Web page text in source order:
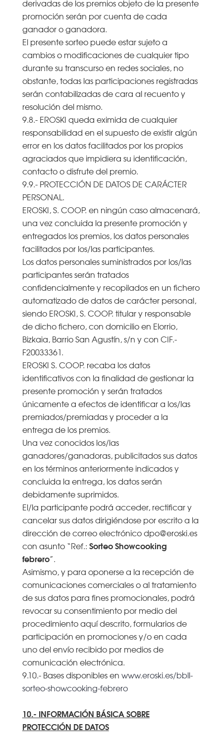
derivadas de los premios objeto de la presente
promoción serán por cuenta de cada
ganador o ganadora.
El presente sorteo puede estar sujeto a
cambios o modificaciones de cualquier tipo
durante su transcurso en redes sociales, no
obstante, todas las participaciones registradas
serán contabilizadas de cara al recuento y
resolución del mismo.
9.8.- EROSKI queda eximida de cualquier
responsabilidad en el supuesto de existir algún
error en los datos facilitados por los propios
agraciados que impidiera su identificación,
contacto o disfrute del premio.
9.9.- PROTECCIÓN DE DATOS DE CARÁCTER
PERSONAL.
EROSKI, S. COOP. en ningún caso almacenará,
una vez concluida la presente promoción y
entregados los premios, los datos personales
facilitados por los/las participantes.
Los datos personales suministrados por los/las
participantes serán tratados
confidencialmente y recopilados en un fichero
automatizado de datos de carácter personal,
siendo EROSKI, S. COOP. titular y responsable
de dicho fichero, con domicilio en Elorrio,
Bizkaia, Barrio San Agustín, s/n y con CIF.-
F20033361.
EROSKI S. COOP. recaba los datos
identificativos con la finalidad de gestionar la
presente promoción y serán tratados
únicamente a efectos de identificar a los/las
premiados/premiadas y proceder a la
entrega de los premios.
Una vez conocidos los/las
ganadores/ganadoras, publicitados sus datos
en los términos anteriormente indicados y
concluida la entrega, los datos serán
debidamente suprimidos.
El/la participante podrá acceder, rectificar y
cancelar sus datos dirigiéndose por escrito a la
dirección de correo electrónico dpo@eroski.es
con asunto “Ref.: Sorteo Showcooking
febrero”.
Asimismo, y para oponerse a la recepción de
comunicaciones comerciales o al tratamiento
de sus datos para fines promocionales, podrá
revocar su consentimiento por medio del
procedimiento aquí descrito, formularios de
participación en promociones y/o en cada
uno del envío recibido por medios de
comunicación electrónica.
9.10.- Bases disponibles en www.eroski.es/bbll-
sorteo-showcooking-febrero
10.- INFORMACIÓN BÁSICA SOBRE
PROTECCIÓN DE DATOS